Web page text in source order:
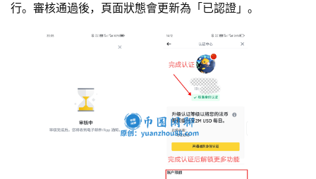
行。審核通過後，頁面狀態會更新為「已認證」。